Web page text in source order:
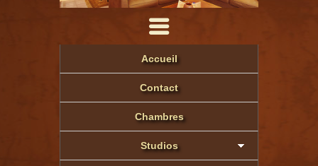
Accueil
Contact
Chambres
Studios